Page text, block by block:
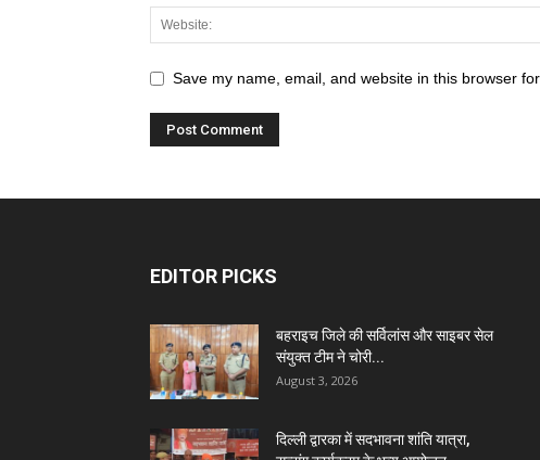
Save my name, email, and website in this browser
EDITOR PICKS
बहराइच जिले की सर्विलांस और साइबर सेल
संयुक्त टीम ने चोरी...
August 3, 2026
दिल्ली द्वारका में सदभावना शांति यात्रा,